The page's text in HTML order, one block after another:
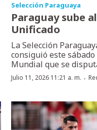
Selección Paraguaya
Paraguay sube
Unificado
La Selección
consiguió este
Mundial que se
Julio 11, 2026 11:21 a. m. ·